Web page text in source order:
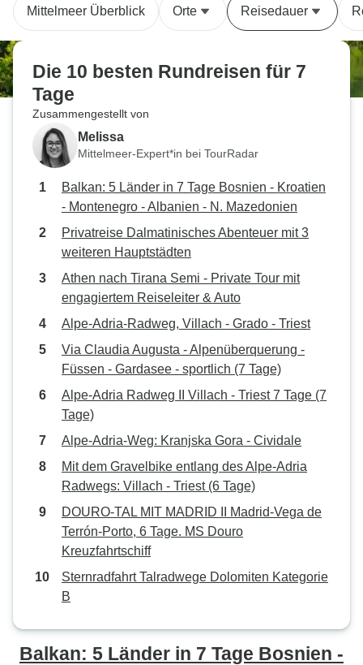
Mittelmeer Überblick Orte Reisedauer
Die 10 besten Rundreisen für 7
Tage
Zusammengestellt von
Melissa
Mittelmeer-Expert*in bei TourRadar
Balkan: 5 Länder in 7 Tage Bosnien - Kroatien
- Montenegro - Albanien - N. Mazedonien
Privatreise Dalmatinisches Abenteuer mit 3
weiteren Hauptstädten
Athen nach Tirana Semi - Private Tour mit
engagiertem Reiseleiter & Auto
Alpe-Adria-Radweg, Villach - Grado - Triest
Via Claudia Augusta - Alpenüberquerung -
Füssen - Gardasee - sportlich (7 Tage)
Alpe-Adria Radweg II Villach - Triest 7 Tage (7
Tage)
Alpe-Adria-Weg: Kranjska Gora - Cividale
Mit dem Gravelbike entlang des Alpe-Adria
Radwegs: Villach - Triest (6 Tage)
DOURO-TAL MIT MADRID II Madrid-Vega de
Terrón-Porto, 6 Tage. MS Douro
Kreuzfahrtschiff
Sternradfahrt Talradwege Dolomiten Kategorie
B
Balkan: 5 Länder in 7 Tage Bosnien -